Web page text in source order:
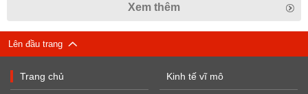
Xem thêm
Lên đầu trang
Trang chủ Kinh tế vĩ mô